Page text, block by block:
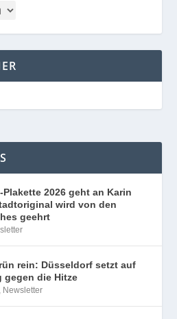
2026 geht an Karin
wird von den
geehrt
rein: Düsseldorf setzt auf
gegen die Hitze
, Newsletter